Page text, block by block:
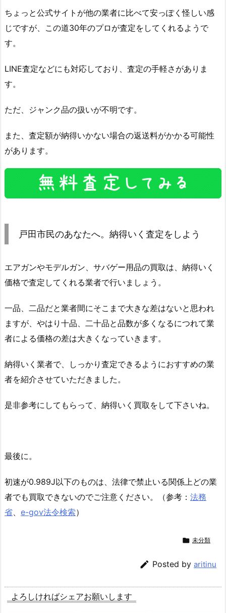
ちょっと公式サイトが他の業者に比べて安っぽく怪しい感
じですが、この道30年のプロが査定をしてくれるようで
す。
LINE査定などにも対応しており、査定の手軽さがありま
す。
ただ、ジャンク品の扱いが不明です。
また、査定額が納得いかない場合の返送料がかかる可能性
があります。
戸田市民のあなたへ。納得いく査定をしよう
エアガンやモデルガン、サバゲー用品の買取は、納得いく
価格で査定してくれる業者で行いましょう。
一品、二品だと業者間にそこまで大きな差はないと思われ
ますが、やはり十品、二十品と品数が多くなるにつれて業
者による価格の差は大きくなっていきます。
納得いく業者で、しっかり査定できるようにおすすめの業
者を紹介させていただきました。
是非参考にしてもらって、納得いく買取をして下さいね。
最後に。
初速が0.989J以下のものは、法律で禁止いる関係上どの業
者でも買取できないのでご注意ください。（参考： 法務
省、 e-gov法令検索）
 未分類
 Posted by aritinu
よろしければシェアお願いします